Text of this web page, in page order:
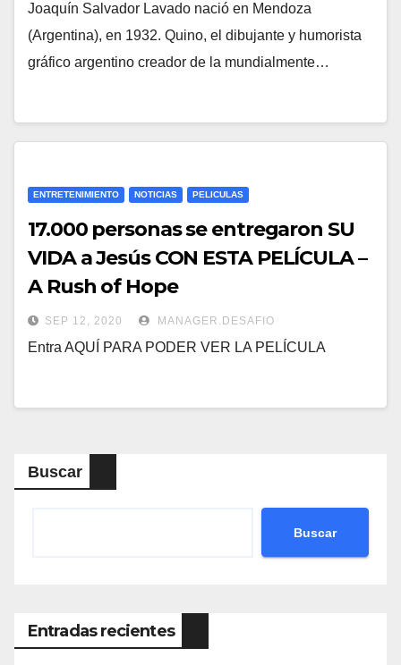
Joaquín Salvador Lavado nació en Mendoza
(Argentina), en 1932. Quino, el dibujante y humorista
gráfico argentino creador de la mundialmente…
ENTRETENIMIENTO NOTICIAS PELICULAS
17.000 personas se entregaron SU
VIDA a Jesús CON ESTA PELÍCULA –
A Rush of Hope
SEP 12, 2020 MANAGER.DESAFIO
Entra AQUÍ PARA PODER VER LA PELÍCULA
Buscar
Buscar
Entradas recientes